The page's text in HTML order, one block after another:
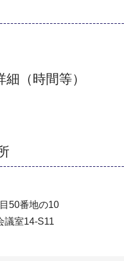
（時間等）
50番地の10
室14‐S11